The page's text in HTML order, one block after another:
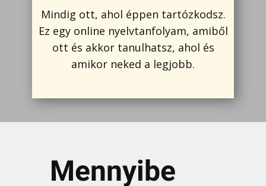
Mindig ott, ahol éppen tartózkodsz.
Ez egy online nyelvtanfolyam, amiből
ott és akkor tanulhatsz, ahol és
amikor neked a legjobb.
Mennyibe